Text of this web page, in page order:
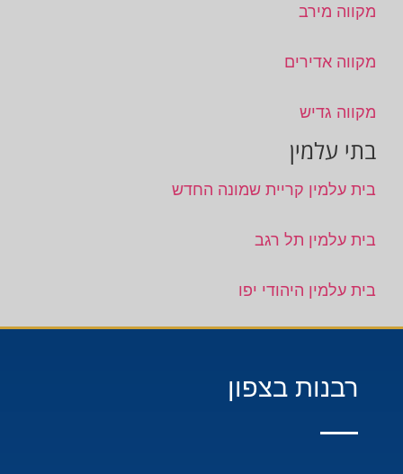
מקווה מירב
מקווה אדירים
מקווה גדיש
בתי עלמין
בית עלמין קריית שמונה החדש
בית עלמין תל רגב
בית עלמין היהודי יפו
רבנות בצפון